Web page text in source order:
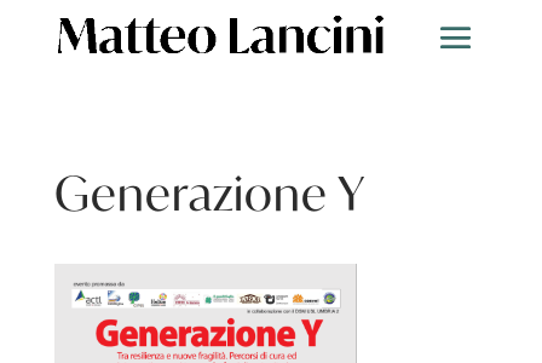
Generazione Y